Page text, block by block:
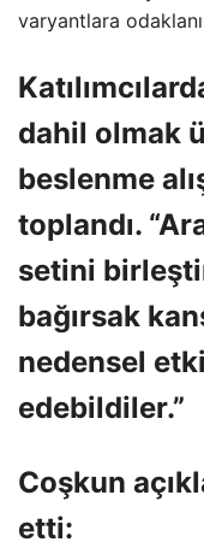
varyantlara
dahil olmak
beslenme
toplandı.
setini
bağırsak
nedensel
edebildiler.”
Coşkun
etti: